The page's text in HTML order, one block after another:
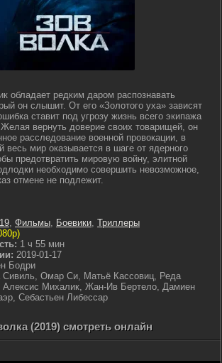
обладает редким даром распознавать
он слышит. От его «Золотого уха» зависят
ставит под угрозу жизнь всего экипажа
вернуть доверие своих товарищей, он
расследование военной провокации, в
весь мир оказывается в шаге от ядерного
предотвратить мировую войну, элитной
необходимо совершить невозможное,
отмене не подлежит.
, Фильмы, Боевики, Триллеры
1 ч 55 мин
2019-01-17
Бодри
Сивиль, Омар Си, Матьё Кассовиц, Реда
Алексис Михалик, Жан-Ив Бертело, Дамиен
Себастьен Либессар
(2019) смотреть онлайн